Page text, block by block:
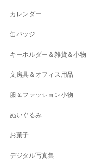
カレンダー
缶バッジ
キーホルダー＆雑貨＆小物
文房具＆オフィス用品
服＆ファッション小物
ぬいぐるみ
お菓子
デジタル写真集